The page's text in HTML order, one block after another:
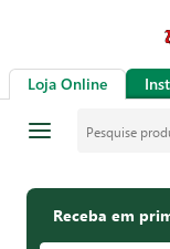
Loja Online
Receba em